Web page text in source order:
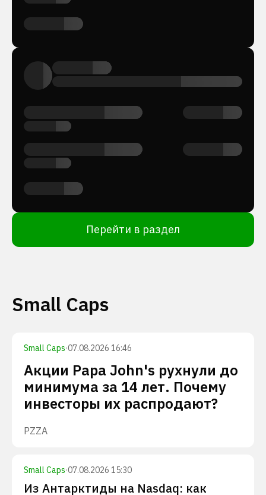
Перейти в раздел
Small Caps
Small Caps·07.08.2026 16:46
Акции Papa John's рухнули до
минимума за 14 лет. Почему
инвесторы их распродают?
PZZA
Small Caps·07.08.2026 15:30
Из Антарктиды на Nasdaq: как